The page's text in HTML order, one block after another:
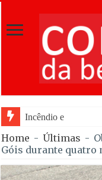
Incêndio em Fornos
Home - Últimas -
Góis durante quatro